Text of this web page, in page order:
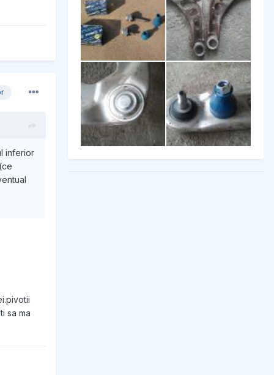
inferior
sa ma